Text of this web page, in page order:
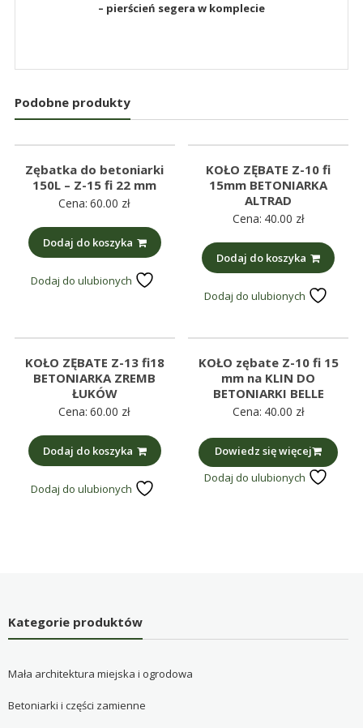
– pierścień segera w komplecie
Podobne produkty
Zębatka do betoniarki
150L – Z-15 fi 22 mm
Cena: 60.00 zł
Dodaj do koszyka
Dodaj do ulubionych
KOŁO ZĘBATE Z-10 fi
15mm BETONIARKA
ALTRAD
Cena: 40.00 zł
Dodaj do koszyka
Dodaj do ulubionych
KOŁO ZĘBATE Z-13 fi18
BETONIARKA ZREMB
ŁUKÓW
Cena: 60.00 zł
Dodaj do koszyka
Dodaj do ulubionych
KOŁO zębate Z-10 fi 15
mm na KLIN DO
BETONIARKI BELLE
Cena: 40.00 zł
Dowiedz się więcej
Dodaj do ulubionych
Kategorie produktów
Mała architektura miejska i ogrodowa
Betoniarki i części zamienne